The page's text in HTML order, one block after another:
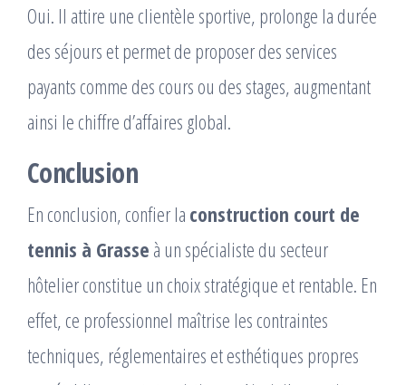
Oui. Il attire une clientèle sportive, prolonge la durée
des séjours et permet de proposer des services
payants comme des cours ou des stages, augmentant
ainsi le chiffre d’affaires global.
Conclusion
En conclusion, confier la construction court de
tennis à Grasse à un spécialiste du secteur
hôtelier constitue un choix stratégique et rentable. En
effet, ce professionnel maîtrise les contraintes
techniques, réglementaires et esthétiques propres